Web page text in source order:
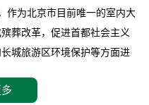
作为北京市目前唯一的室内大
葬改革，促进首都社会主义
城旅游区环境保护等方面进
面积5．8万平方米。主体建